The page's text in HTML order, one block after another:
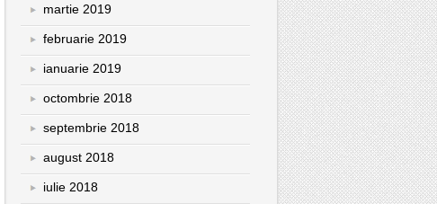
martie 2019
februarie 2019
ianuarie 2019
octombrie 2018
septembrie 2018
august 2018
iulie 2018